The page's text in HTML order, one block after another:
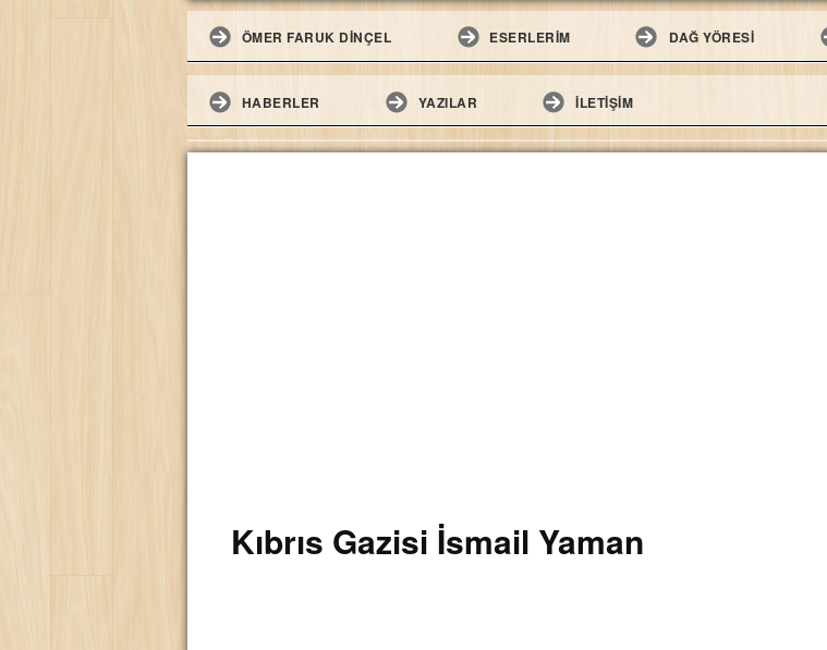
ÖMER FARUK DİNÇEL ESERLERİM DAĞ YÖRESİ
HABERLER YAZILAR İLETİŞİM
Kıbrıs Gazisi İsmail Yaman